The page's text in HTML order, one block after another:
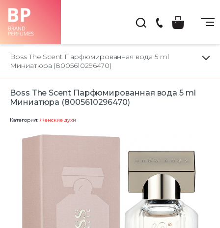
22
Boss The Scent Парфюмированная вода 5 ml
Миниатюра (8005610296470)
Boss The Scent Парфюмированная вода 5 ml
Миниатюра (8005610296470)
Категория: Женские духи